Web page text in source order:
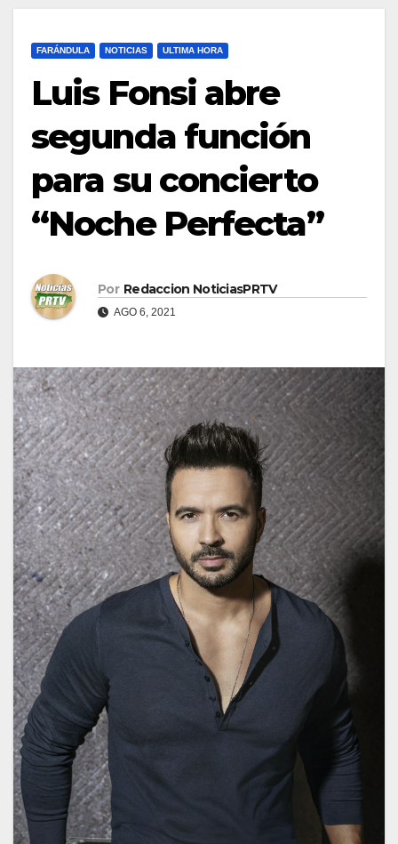
FARÁNDULA NOTICIAS ULTIMA HORA
Luis Fonsi abre
segunda función
para su concierto
“Noche Perfecta”
Por Redaccion NoticiasPRTV
AGO 6, 2021